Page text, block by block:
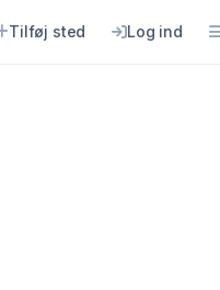
Tilføj sted Log ind